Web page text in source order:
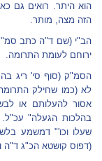
הוא היתר. רואים גם
הזה מצה, מותר.
הב"י (שם ד"ה כתב
ירוחם לעומת התרומה.
הסמ"ק (סוף סי' ריג
לא (כמו שחילק
אסור להעלותם או
בהלכות הגעלה"
שעלו וכו'" דמשמע
(דפוס קושטא הכ"ג ד"ה